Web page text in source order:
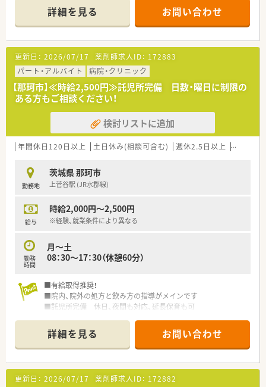
・代表との距離も近く風通しの良さも◎！
・働くみなさんの一人一人の声を台紙にし、経営を行っている為
社員定着率も常に90％以上を超えています。
・全国各地の就職イベントに参加しインターシップも積極的に行
っております。
その為、県外から就職する方も多く若い世代の方が多く活躍し
ています！
＼ 店舗特徴 ／
・クリニック門前の調剤薬局です。
主に糖尿病や動脈硬化などの生活習慣病に関わる診療を強み
としているクリニックの為
慢性疾患の患者様が多い為、患者様としっかりと向き合った対
応が必要とされます。
ます。
・ハンドクリームなどのスキンケア用品の品ぞろえもよく
地域にお住いの患者様
＼ 研修について ／
・集合研修、現場研修、メンター制度、ヒアリングスキル研修、
研修がございます！
日々の業務だけでなく、勉強できる環境も豊富に準備されてい
ます。
＼こんな方におすすめ／
・茨城県水戸市中心に勤務先をお探しの方
・近い将来、マネジメントなど人材育成、組織管理業務に興味が
・学生実習など、教育にも携わってみたい方
詳細を見る お問い合わせ
更新日： 2026/07/17 薬剤師求人ID： 172883
パート・アルバイト
病院・クリニック
【那珂市】≪時給2,500円≫託児所完備 日数・曜日に制限の
ある方もご相談ください！
検討リストに追加
年間休日120日以上 土日休み(相談可含む) 週休2.5日以上 週32h以
勤務地
茨城県 那珂市
上菅谷駅 (JR水郡線)
給与
時給2,000円～2,500円
※経験、就業条件により異なる
勤務
時間
月～土
08：30～17：30（休憩60分）
■有給取得推奨！
■院内、院外の処方と飲み方の指導がメインです
■託児所完備 休日、夜間も対応、延長保育も可
詳細を見る お問い合わせ
更新日： 2026/07/17 薬剤師求人ID： 172882